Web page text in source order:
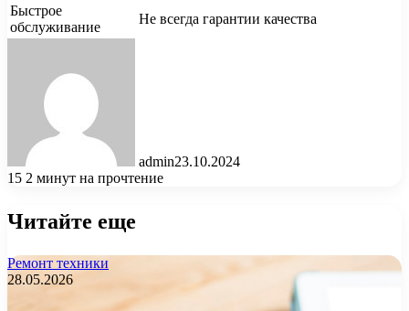
Быстрое
обслуживание
Не всегда гарантии качества
admin23.10.2024
15 2 минут на прочтение
Читайте еще
Ремонт техники
28.05.2026